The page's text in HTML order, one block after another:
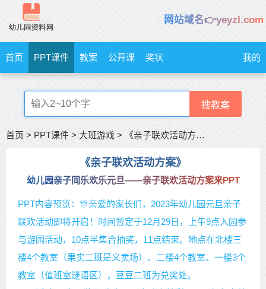
网站域名👉yeyzl.com
首页 PPT课件 教案 公开课 奖状 我的
搜教案
首页 > PPT课件 > 大班游戏 > 《亲子联欢活动方案》亲子同乐欢乐元旦——亲子联欢活动方案来
《亲子联欢活动方案》
幼儿园亲子同乐欢乐元旦——亲子联欢活动方案来PPT课件
PPT内容预览：🎊亲爱的家长们，2023年幼儿园元旦亲子
联欢活动即将开启！时间暂定于12月29日，上午9点入园参
与游园活动，10点半集合抽奖，11点结束。地点在北楼三
楼4个教室（果实二班是义卖场）、二楼4个教室、一楼3个
教室（值班室谜语区），豆豆二班为兑奖处。